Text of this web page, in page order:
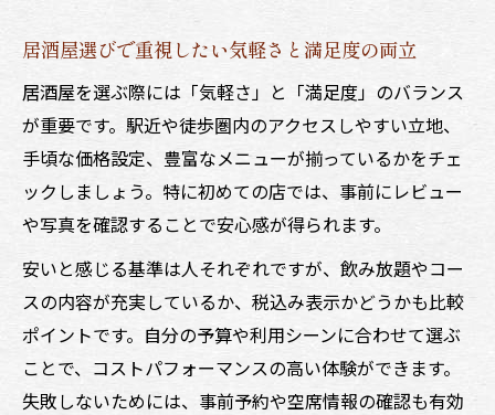
解説
注意点
気軽に頼める居酒屋メニューの選び方ポイ
ント
居酒屋で迷わない初注文のコツと印象アッ
居酒屋で恥をかかない暗黙ルール徹底解説
居酒屋で守りたい気軽さを損なわない暗黙
ルール
居酒屋の暗黙ルールで失敗しないための心
居酒屋選びで重視したい気軽さと満足度の両立
居酒屋を選ぶ際には「気軽さ」と「満足度」のバランス
が重要です。駅近や徒歩圏内のアクセスしやすい立地、
手頃な価格設定、豊富なメニューが揃っているかをチェ
ックしましょう。特に初めての店では、事前にレビュー
や写真を確認することで安心感が得られます。
安いと感じる基準は人それぞれですが、飲み放題やコー
スの内容が充実しているか、税込み表示かどうかも比較
ポイントです。自分の予算や利用シーンに合わせて選ぶ
ことで、コストパフォーマンスの高い体験ができます。
失敗しないためには、事前予約や空席情報の確認も有効